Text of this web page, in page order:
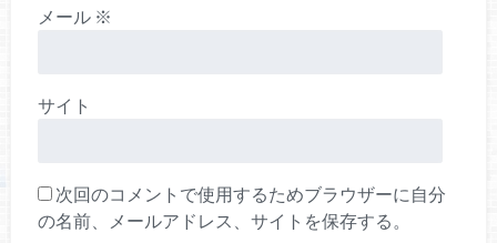
メール ※
サイト
次回のコメントで使用するためブラウザーに自分
の名前、メールアドレス、サイトを保存する。